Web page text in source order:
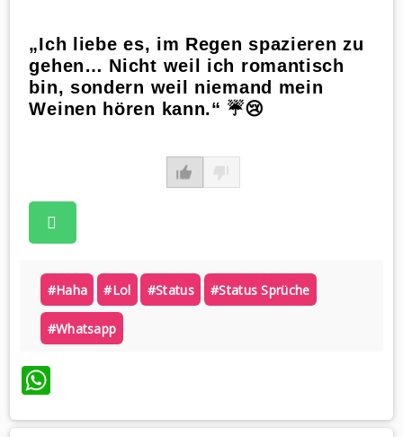
„Ich liebe es, im Regen spazieren zu
gehen… Nicht weil ich romantisch
bin, sondern weil niemand mein
Weinen hören kann.“ ☔😢
#haha #lol #status #status Sprüche
#whatsapp
WhatsApp